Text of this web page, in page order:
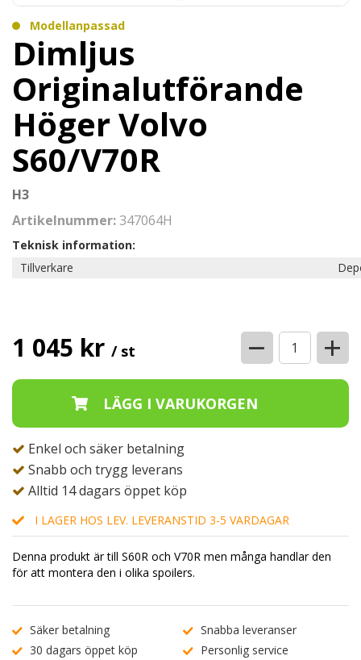
Modellanpassad
Dimljus
Originalutförande
Höger Volvo
S60/V70R
H3
Artikelnummer:347064H
Teknisk information:
Tillverkare
1 045 kr / st − +
Enkel och säker betalning
Snabb och trygg leverans
Alltid 14 dagars öppet köp
I LAGER HOS LEV. LEVERANSTID 3-5 VARDAGAR
Denna produkt är till S60R och V70R men många handlar den
för att montera den i olika spoilers.
Säker betalning
Snabba leveranser
30 dagars öppet köp
Personlig service